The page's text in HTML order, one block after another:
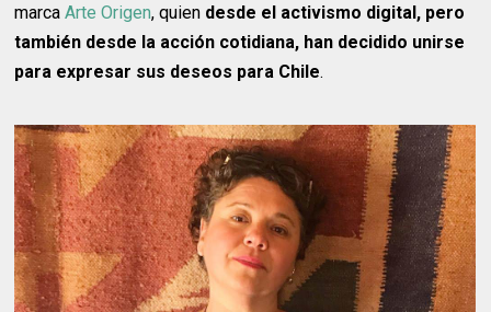
marcaArte Origen, quien desde el activismo digital, pero
también desde la acción cotidiana, han decidido unirse
para expresar sus deseos para Chile.